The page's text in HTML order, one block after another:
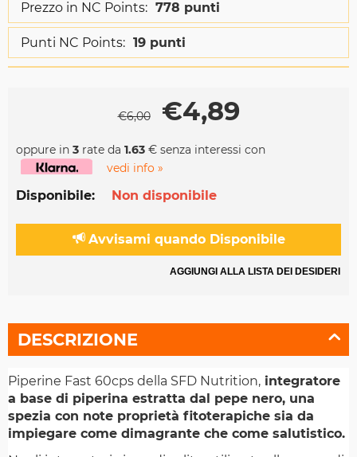
Prezzo in NC Points: 778 punti
Punti NC Points: 19 punti
€6,00 €4,89
oppure in 3 rate da 1.63 € senza interessi con
vedi info »
Disponibile: Non disponibile
Avvisami quando Disponibile
AGGIUNGI ALLA LISTA DEI DESIDERI
DESCRIZIONE
Piperine Fast 60cps della SFD Nutrition, integratore
a base di piperina estratta dal pepe nero, una
spezia con note proprietà fitoterapiche sia da
impiegare come dimagrante che come salutistico.